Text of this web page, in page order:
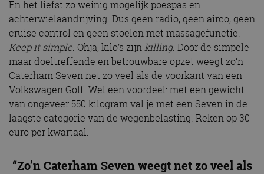
En het liefst zo weinig mogelijk poespas en
achterwielaandrijving. Dus geen radio, geen airco, geen
cruise control en geen stoelen met massagefunctie.
Keep it simple. Ohja, kilo’s zijnkilling. Door de simpele
maar doeltreffende en betrouwbare opzet weegt zo’n
Caterham Seven net zo veel als de voorkant van een
Volkswagen Golf. Wel een voordeel: met een gewicht
van ongeveer 550 kilogram val je met een Seven in de
laagste categorie van de wegenbelasting. Reken op 30
euro per kwartaal.
“Zo’n Caterham Seven weegt net zo veel als